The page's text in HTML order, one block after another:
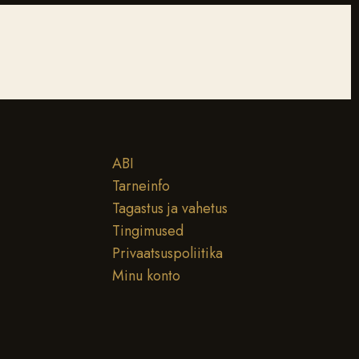
ABI
Tarneinfo
Tagastus ja vahetus
Tingimused
Privaatsuspoliitika
Minu konto